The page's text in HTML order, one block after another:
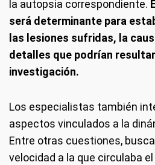
la autopsia correspondiente.
será determinante para
las lesiones sufridas, la
detalles que podrían
investigación.
Los especialistas también
aspectos vinculados a la
Entre otras cuestiones,
velocidad a la que circulaba